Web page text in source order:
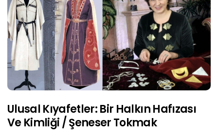
Ulusal Kıyafetler: Bir Halkın Hafızası
Ve Kimliği / Şeneser Tokmak